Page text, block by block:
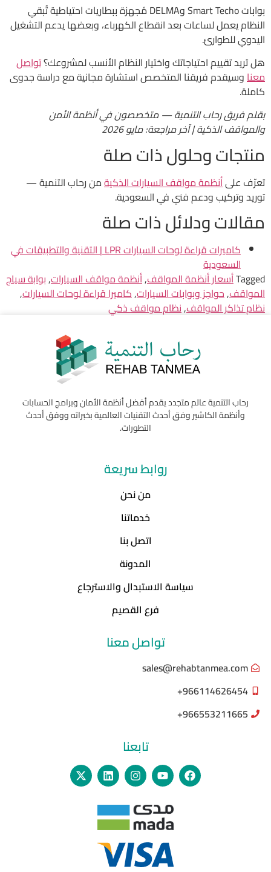
بوابات Smart Techo وDELMA مُجهزة ببطاريات احتياطية تُبقي
النظام يعمل لساعات بعد انقطاع الكهرباء، وبعضها يدعم التشغيل
اليدوي للطوارئ.
هل تريد تقييم احتياجاتك واختيار النظام الأنسب لمشروعك؟تواصل
معناوسيقدم فريقنا المتخصص استشارة مجانية مع دراسة جدوى
كاملة.
بقلم فريق رحاب التنمية — متخصصون في أنظمة الأمن
والمواقف الذكية | آخر مراجعة: مايو 2026
منتجات وحلول ذات صلة
تعرّف علىأنظمة مواقف السيارات الذكيةمن رحاب التنمية —
توريد وتركيب ودعم فني في السعودية.
مقالات ودلائل ذات صلة
كاميرات قراءة لوحات السيارات LPR | التقنية والتطبيقات في
السعودية
Taggedأسعار أنظمة المواقف,أنظمة مواقف السيارات,بوابة سياج
المواقف,حواجز وبوابات السيارات,كاميرا قراءة لوحات السيارات,
نظام تذاكر المواقف,نظام مواقف ذكي
رحاب التنمية عالم متجدد يقدم أفضل أنظمة الأمان وبرامج الحسابات
وأنظمة الكاشير وفق أحدث التقنيات العالمية بخبراته ووفق أحدث
التطورات.
روابط سريعة
من نحن
خدماتنا
اتصل بنا
المدونة
سياسة الاستبدال والاسترجاع
فرع القصيم
تواصل معنا
sales@rehabtanmea.com
966114626454+
966553211665+
تابعنا